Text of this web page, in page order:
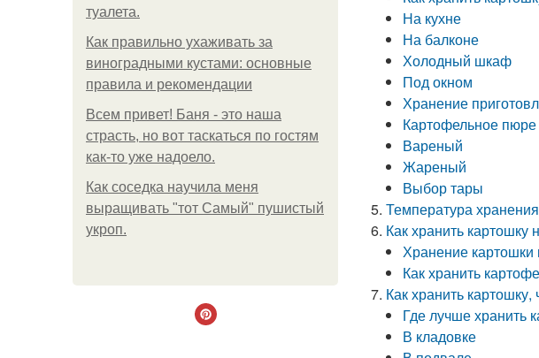
туалета.
Как правильно ухаживать за
виноградными кустами: основные
правила и рекомендации
Всем привет! Баня - это наша
страсть, но вот таскаться по гостям
как-то уже надоело.
Как соседка научила меня
выращивать "тот Самый" пушистый
укроп.
На кухне
На балконе
Холодный шкаф
Под окном
Хранение
Картофельное пюре
Вареный
Жареный
Выбор тары
Температура
Как хранить
Хранение картошки
Как хранить
Как хранить
Где лучше хранить
В кладовке